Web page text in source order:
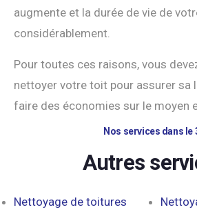
augmente et la durée de vie de
considérablement.
Pour toutes ces raisons, vous
nettoyer votre toit pour assurer sa
faire des économies sur le moyen
Nos services dans le
Autres
Nettoyage de toitures